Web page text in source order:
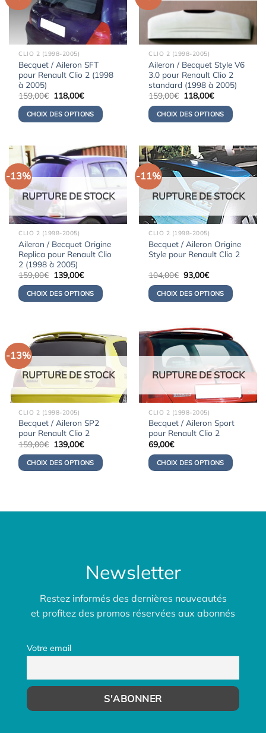
CLIO 2 (1998-2005)
Becquet / Aileron SFT
pour Renault Clio 2 (1998
à 2005)
159,00€ Le
initial
était :
159,00€.
118,00€Le
actuel
est :
118,00€.
CHOIX DES OPTIONS
CLIO 2 (1998-2005)
Aileron / Becquet Style V6
3.0 pour Renault Clio 2
standard (1998 à 2005)
159,00€ Le
initial
était :
159,00€.
118,00€Le
actuel
est :
118,00€.
CHOIX DES OPTIONS
-13%
RUPTURE DE STOCK
CLIO 2 (1998-2005)
Aileron / Becquet Origine
Replica pour Renault Clio
2 (1998 à 2005)
159,00€ Le
initial
était :
159,00€.
139,00€Le
actuel
est :
139,00€.
CHOIX DES OPTIONS
-11%
RUPTURE DE STOCK
CLIO 2 (1998-2005)
Becquet / Aileron Origine
Style pour Renault Clio 2
104,00€ Le
prix
initial
était :
104,00€.
93,00€Le
actuel
est :
93,00€.
CHOIX DES OPTIONS
-13%
RUPTURE DE STOCK
CLIO 2 (1998-2005)
Becquet / Aileron SP2
pour Renault Clio 2
159,00€ Le
initial
était :
159,00€.
139,00€Le
actuel
est :
139,00€.
CHOIX DES OPTIONS
RUPTURE DE STOCK
CLIO 2 (1998-2005)
Becquet / Aileron Sport
pour Renault Clio 2
69,00€
CHOIX DES OPTIONS
Newsletter
Restez informés des dernières nouveautés
et profitez des promos réservées aux abonnés
Votre email